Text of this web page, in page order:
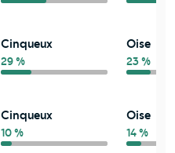
Cinqueux
29 %
Oise
23 %
Cinqueux
10 %
Oise
14 %